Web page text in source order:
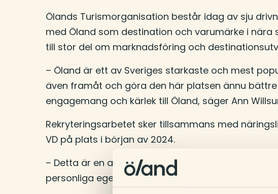
Ölands Turismorganisation består idag av sju
med Öland som destination och varumärke i
till stor del om marknadsföring och
– Öland är ett av Sveriges starkaste och mest
även framåt och göra den här platsen ännu
engagemang och kärlek till Öland, säger Ann
Rekryteringsarbetet sker tillsammans med
VD på plats i början av 2024.
– Detta är en attraktiv tjänst, som
personliga egenskaper och passande